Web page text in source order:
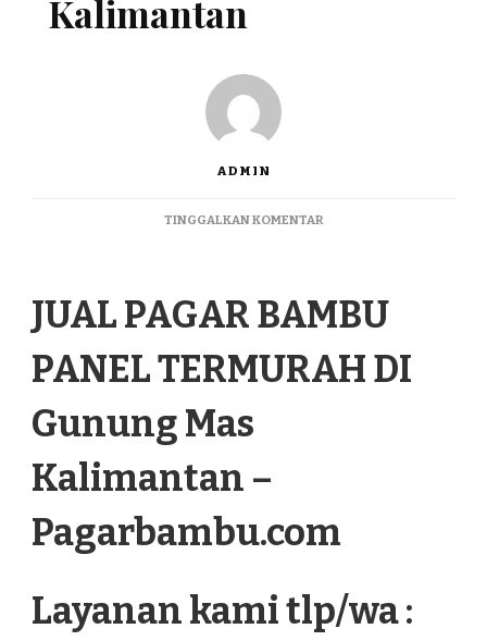
Kalimantan
ADMIN
TINGGALKAN KOMENTARPADA
PANEL
TERMURAH
GUNUNG
MAS
JUAL PAGAR BAMBU
PANEL TERMURAH DI
Gunung Mas
Kalimantan –
Pagarbambu.com
Layanan kami tlp/wa :